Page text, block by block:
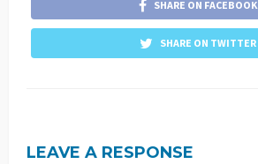
SHARE ON FACEBOOK
SHARE ON TWITTER
LEAVE A RESPONSE